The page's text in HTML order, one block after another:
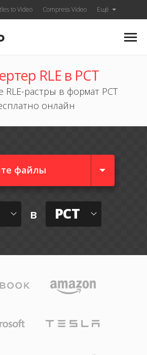
to Video Compress Video Ещё
RLE в PCT
RLE-растры в формат PCT
онлайн
файлы
в PCT